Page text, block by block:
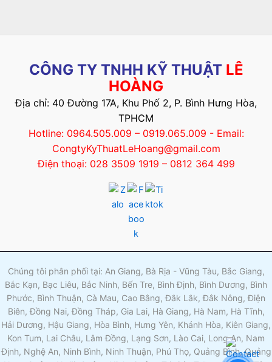
CÔNG TY TNHH KỸ THUẬT LÊ
HOÀNG
Địa chỉ: 40 Đường 17A, Khu Phố 2, P. Bình Hưng Hòa,
TPHCM
Hotline: 0964.505.009 – 0919.065.009 - Email:
CongtyKyThuatLeHoang@gmail.com
Điện thoại: 028 3509 1919 – 0812 364 499
Chúng tôi phân phối tại: An Giang, Bà Rịa - Vũng Tàu, Bắc Giang,
Bắc Kạn, Bạc Liêu, Bắc Ninh, Bến Tre, Bình Định, Bình Dương, Bình
Phước, Bình Thuận, Cà Mau, Cao Bằng, Đắk Lắk, Đắk Nông, Điện
Biên, Đồng Nai, Đồng Tháp, Gia Lai, Hà Giang, Hà Nam, Hà Tĩnh,
Hải Dương, Hậu Giang, Hòa Bình, Hưng Yên, Khánh Hòa, Kiên Giang,
Kon Tum, Lai Châu, Lâm Đồng, Lạng Sơn, Lào Cai, Long An, Nam
Định, Nghệ An, Ninh Bình, Ninh Thuận, Phú Thọ, Quảng Bình, Quảng